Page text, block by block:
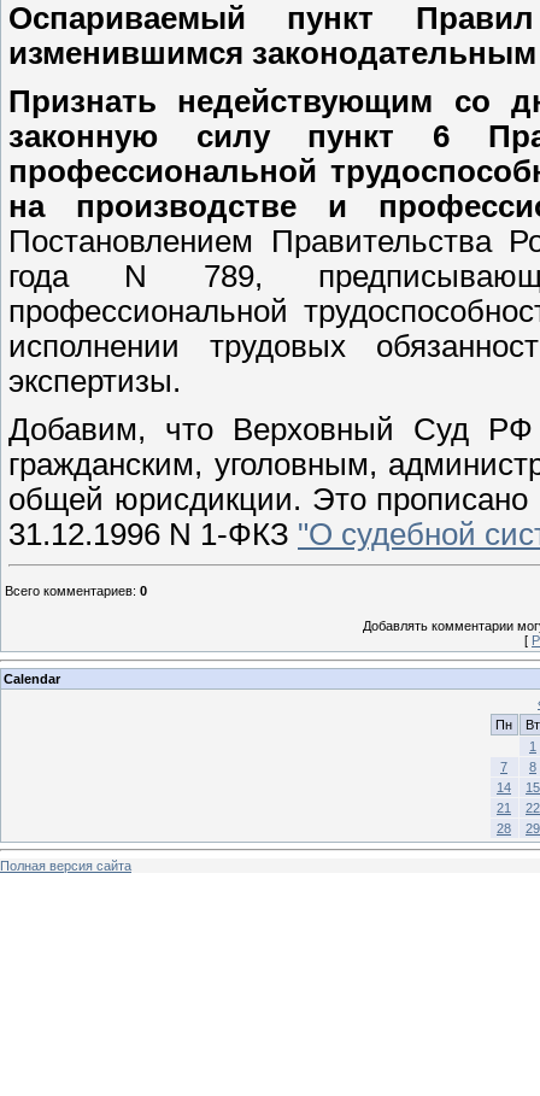
Оспариваемый пункт
изменившимся
Признать недействующим со
законную силу пункт 6
профессиональной
на производстве и
Постановлением Правительства
года N 789,
профессиональной
исполнении трудовых
экспертизы.
Добавим, что Верховный Суд
гражданским, уголовным,
общей юрисдикции. Это прописано
31.12.1996 N 1-ФКЗ "О судебной
Всего комментариев: 0
Добавлять комментарии
[
Calendar
Пн
Вт
1
7
8
14
15
21
22
28
29
Полная версия сайта